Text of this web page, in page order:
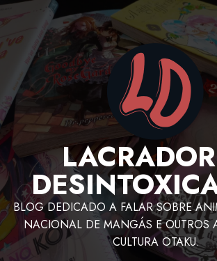
BLOG DEDICADO A FALAR SOBRE
NACIONAL DE MANGÁS E OUTROS
CULTURA OTAKU.